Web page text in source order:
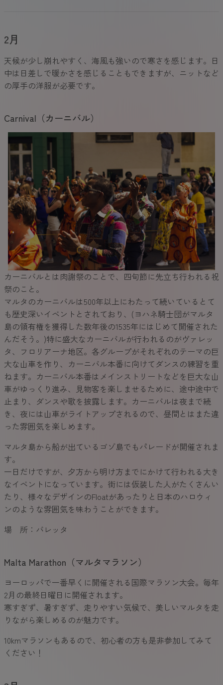
2月
天候が少し崩れやすく、海風も強いので寒さを感じます。日
中は日差しで暖かさを感じることもできますが、ニットなど
の厚手の洋服が必要です。
Carnival（カーニバル）
カーニバルとは肉謝祭のことで、四旬節に先立ち行われる祝
祭のこと。
マルタのカーニバルは500年以上にわたって続いているとて
も歴史深いイベントとされており、(ヨハネ騎士団がマルタ
島の領有権を獲得した数年後の1535年にはじめて開催された
んだそう。)特に盛大なカーニバルが行われるのがヴァレッ
タ、フロリアーナ地区。各グループがそれぞれのテーマの巨
大な山車を作り、カーニバル本番に向けてダンスの練習を重
ねます。カーニバル本番はメインストリートなどを巨大な山
車がゆっくり進み、見物客を楽しませるために、途中途中で
止まり、ダンスや歌を披露します。カーニバルは夜まで続
き、夜には山車がライトアップされるので、昼間とはまた違
った雰囲気を楽しめます。
マルタ島から船が出ているゴゾ島でもパレードが開催されま
す。
一日だけですが、夕方から明け方までにかけて行われる大き
なイベントになっています。街には仮装した人がたくさんい
たり、様々なデザインのFloatがあったりと日本のハロウィ
ンのような雰囲気を味わうことができます。
場 所：バレッタ
Malta Marathon（マルタマラソン）
ヨーロッパで一番早くに開催される国際マラソン大会。毎年
2月の最終日曜日に開催されます。
寒すぎず、暑すぎず、走りやすい気候で、美しいマルタを走
りながら楽しめるのが魅力です。
10kmマラソンもあるので、初心者の方も是非参加してみて
ください！